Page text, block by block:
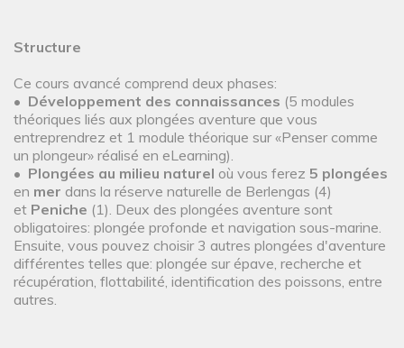
Structure
Ce cours avancé comprend deux phases:
• Développement des connaissances (5 modules
théoriques liés aux plongées aventure que vous
entreprendrez et 1 module théorique sur «Penser comme
un plongeur» réalisé en eLearning).
• Plongées au milieu naturel où vous ferez 5 plongées
en mer dans la réserve naturelle de Berlengas (4)
et Peniche (1). Deux des plongées aventure sont
obligatoires: plongée profonde et navigation sous-marine.
Ensuite, vous pouvez choisir 3 autres plongées d'aventure
différentes telles que: plongée sur épave, recherche et
récupération, flottabilité, identification des poissons, entre
autres.